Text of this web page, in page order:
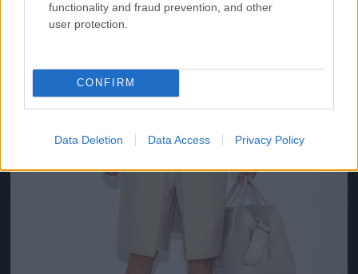
functionality and fraud prevention, and other
user protection.
CONFIRM
Data Deletion Data Access Privacy Policy